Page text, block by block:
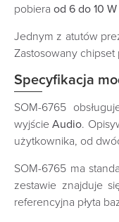
pobiera od 6 do 10 W
Jednym z atutów
Zastosowany
Specyfikacja
SOM-6765
wyjścieAudio.
użytkownika, od
SOM-6765 ma
zestawie znajduje
referencyjna płyta